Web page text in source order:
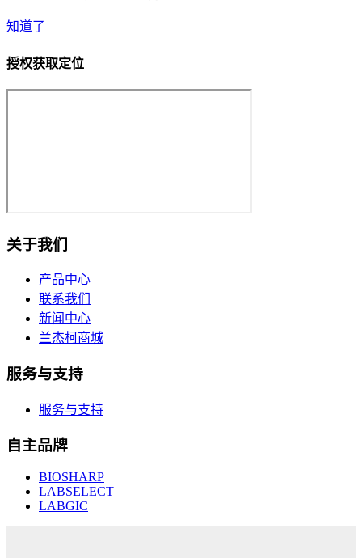
知道了
授权获取定位
关于我们
产品中心
联系我们
新闻中心
兰杰柯商城
服务与支持
服务与支持
自主品牌
BIOSHARP
LABSELECT
LABGIC